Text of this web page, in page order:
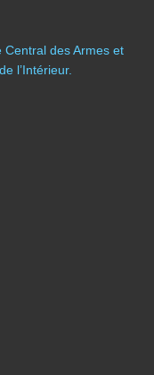
Central des Armes et
l’Intérieur.